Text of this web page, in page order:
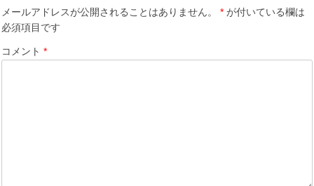
シ
ョ
メールアドレスが公開されることはありません。 * が付いている欄は
必須項目です
コメント *